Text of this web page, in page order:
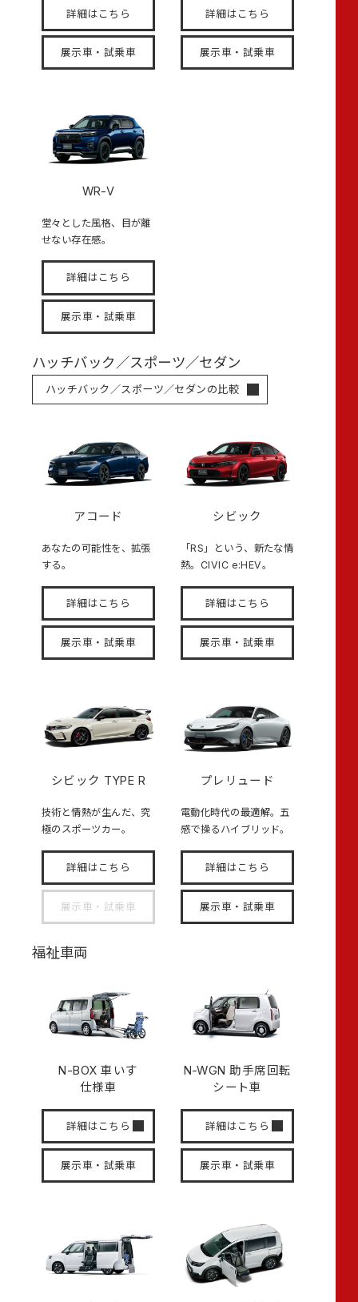
詳細はこちら
展示車・試乗車
詳細はこちら
展示車・試乗車
WR-V
堂々とした風格、目が離
せない存在感。
詳細はこちら
展示車・試乗車
ハッチバック／スポーツ／セダン
ハッチバック／スポーツ／セダンの比較
アコード
あなたの可能性を、拡張
する。
詳細はこちら
展示車・試乗車
シビック
「RS」という、新たな情
熱。CIVIC e:HEV。
詳細はこちら
展示車・試乗車
シビック TYPE R
技術と情熱が生んだ、究
極のスポーツカー。
詳細はこちら
展示車・試乗車
プレリュード
電動化時代の最適解。五
感で操るハイブリッド。
詳細はこちら
展示車・試乗車
福祉車両
N-BOX車いす
仕様車
詳細はこちら
展示車・試乗車
N-WGN 助手席回転
シート車
詳細はこちら
展示車・試乗車